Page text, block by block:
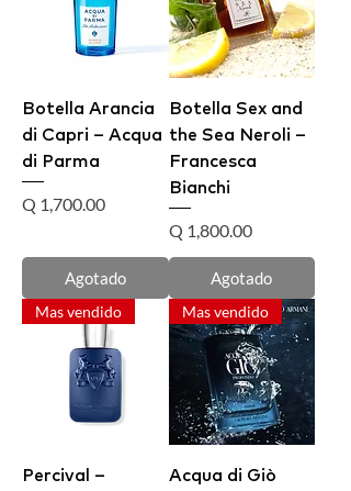
Botella Arancia
di Capri – Acqua
di Parma
Precio
Q 1,700.00
Agotado
Botella Sex and
the Sea Neroli –
Francesca
Bianchi
Precio
Q 1,800.00
Agotado
Mas vendido
Percival –
Mas vendido
Acqua di Giò